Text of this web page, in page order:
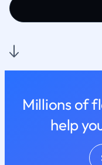
Millions of
help